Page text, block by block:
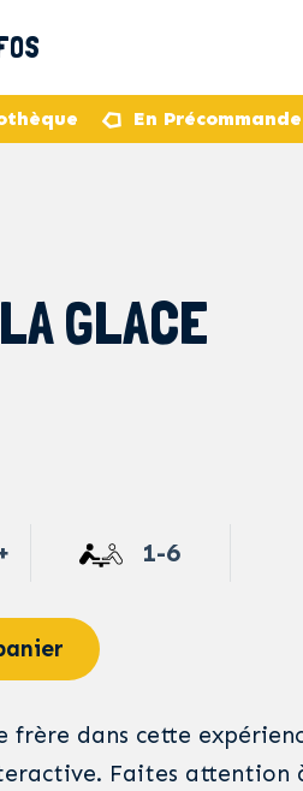
En Précommande
GLACE
1-6
frère dans cette
Faites attention